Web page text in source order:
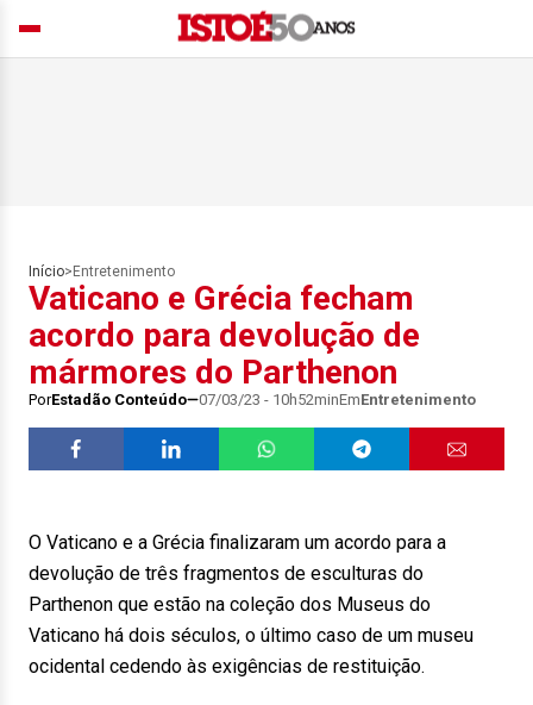
Início> Entretenimento
Vaticano e Grécia fecham
acordo para devolução de
mármores do Parthenon
PorEstadão Conteúdo 07/03/23 - 10h52minEmEntretenimento
O Vaticano e a Grécia finalizaram um acordo para a
devolução de três fragmentos de esculturas do
Parthenon que estão na coleção dos Museus do
Vaticano há dois séculos, o último caso de um museu
ocidental cedendo às exigências de restituição.